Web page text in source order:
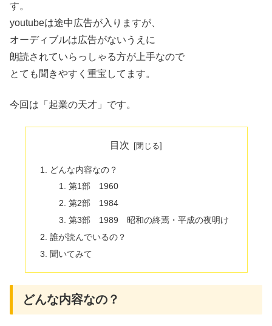
す。
youtubeは途中広告が入りますが、
オーディブルは広告がないうえに
朗読されていらっしゃる方が上手なので
とても聞きやすく重宝してます。
今回は「起業の天才」です。
目次
どんな内容なの？
第1部 1960
第2部 1984
第3部 1989 昭和の終焉・平成の夜明け
誰が読んでいるの？
聞いてみて
どんな内容なの？